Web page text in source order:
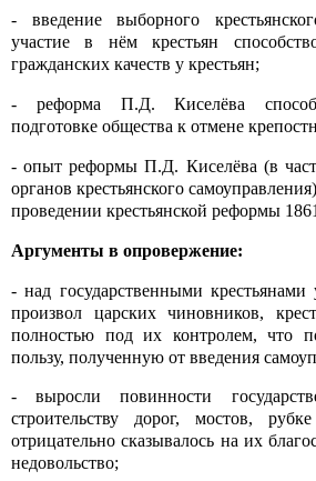
- введение выборного
участие в нём крестьян
гражданских качеств у крестьян;
- реформа П.Д. Киселёва
подготовке общества к отмене
- опыт реформы П.Д. Киселёва (в
органов крестьянского
проведении крестьянской реформы
Аргументы в опровержение:
- над государственными крестьянами
произвол царских чиновников,
полностью под их контролем, что
пользу, полученную от введения
- выросли повинности
строительству дорог, мостов,
отрицательно сказывалось на их
недовольство;